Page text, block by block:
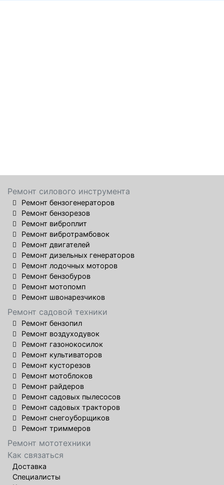
Ремонт силового инструмента
Ремонт бензогенераторов
Ремонт бензорезов
Ремонт виброплит
Ремонт вибротрамбовок
Ремонт двигателей
Ремонт дизельных генераторов
Ремонт лодочных моторов
Ремонт бензобуров
Ремонт мотопомп
Ремонт швонарезчиков
Ремонт садовой техники
Ремонт бензопил
Ремонт воздуходувок
Ремонт газонокосилок
Ремонт культиваторов
Ремонт кусторезов
Ремонт мотоблоков
Ремонт райдеров
Ремонт садовых пылесосов
Ремонт садовых тракторов
Ремонт снегоуборщиков
Ремонт триммеров
Ремонт мототехники
Как связаться
Доставка
Специалисты